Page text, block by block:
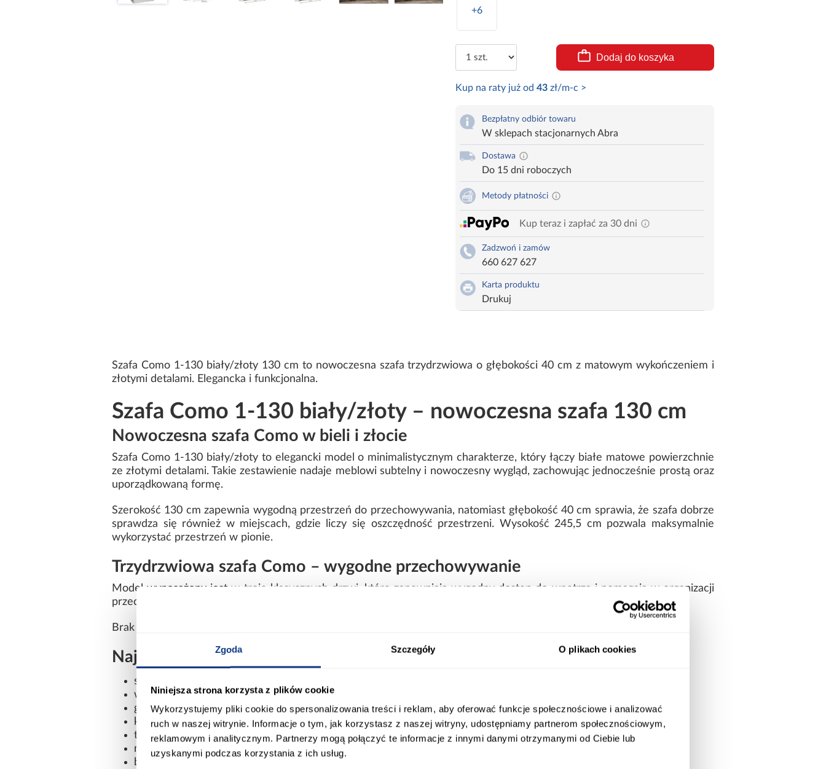
Zgoda Szczegóły O plikach cookies
Niniejsza strona korzysta z plików cookie
Wykorzystujemy pliki cookie do spersonalizowania treści i reklam, aby oferować funkcje społecznościowe i analizować
ruch w naszej witrynie. Informacje o tym, jak korzystasz z naszej witryny, udostępniamy partnerom społecznościowym,
reklamowym i analitycznym. Partnerzy mogą połączyć te informacje z innymi danymi otrzymanymi od Ciebie lub
uzyskanymi podczas korzystania z ich usług.
+6
Dodaj do koszyka
Kup na raty już od 43zł/m-c >
Bezpłatny odbiór towaru
W sklepach stacjonarnych Abra
Dostawa
Do 15 dni roboczych
Metody płatności
Kup teraz i zapłać za 30 dni
Zadzwoń i zamów
660 627 627
Karta produktu
Drukuj
Szafa Como 1-130 biały/złoty 130 cm to nowoczesna szafa trzydrzwiowa o głębokości 40 cm z matowym wykończeniem i
złotymi detalami. Elegancka i funkcjonalna.
Szafa Como 1-130 biały/złoty – nowoczesna szafa 130 cm
Nowoczesna szafa Como w bieli i złocie
Szafa Como 1-130 biały/złoty to elegancki model o minimalistycznym charakterze, który łączy białe matowe powierzchnie
ze złotymi detalami. Takie zestawienie nadaje meblowi subtelny i nowoczesny wygląd, zachowując jednocześnie prostą oraz
uporządkowaną formę.
Szerokość 130 cm zapewnia wygodną przestrzeń do przechowywania, natomiast głębokość 40 cm sprawia, że szafa dobrze
sprawdza się również w miejscach, gdzie liczy się oszczędność przestrzeni. Wysokość 245,5 cm pozwala maksymalnie
wykorzystać przestrzeń w pionie.
Trzydrzwiowa szafa Como – wygodne przechowywanie
Model wyposażony jest w troje klasycznych drzwi, które zapewniają wygodny dostęp do wnętrza i pomagają w organizacji
przechowywanych rzeczy. Prosta konstrukcja sprawia, że mebel prezentuje się nowocześnie i estetycznie.
Brak lustra podkreśla minimalistyczny styl szafy i nadaje jej spójny wygląd.
Najważniejsze cechy szafy Como 1-130
szerokość: 130 cm
wysokość: 245,5 cm
głębokość: 40 cm
kolor: biały ze złotymi detalami
trzydrzwiowa konstrukcja
matowe wykończenie frontów i korpusu
bez lustra